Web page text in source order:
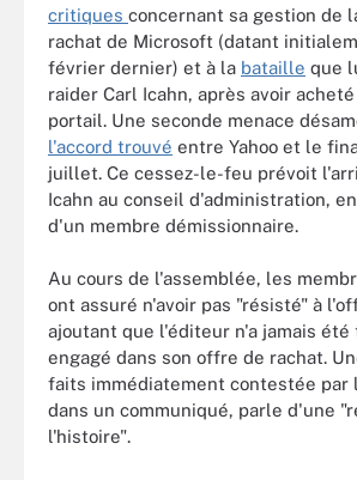
critiques concernant sa gestion de
rachat de Microsoft (datant
février dernier) et à la bataille que
raider Carl Icahn, après avoir
portail. Une seconde menace
l'accord trouvé entre Yahoo et le
juillet. Ce cessez-le-feu prévoit
Icahn au conseil d'administration,
d'un membre démissionnaire.
Au cours de l'assemblée, les
ont assuré n'avoir pas "résisté" à
ajoutant que l'éditeur n'a jamais
engagé dans son offre de rachat.
faits immédiatement contestée par
dans un communiqué, parle d'une
l'histoire".